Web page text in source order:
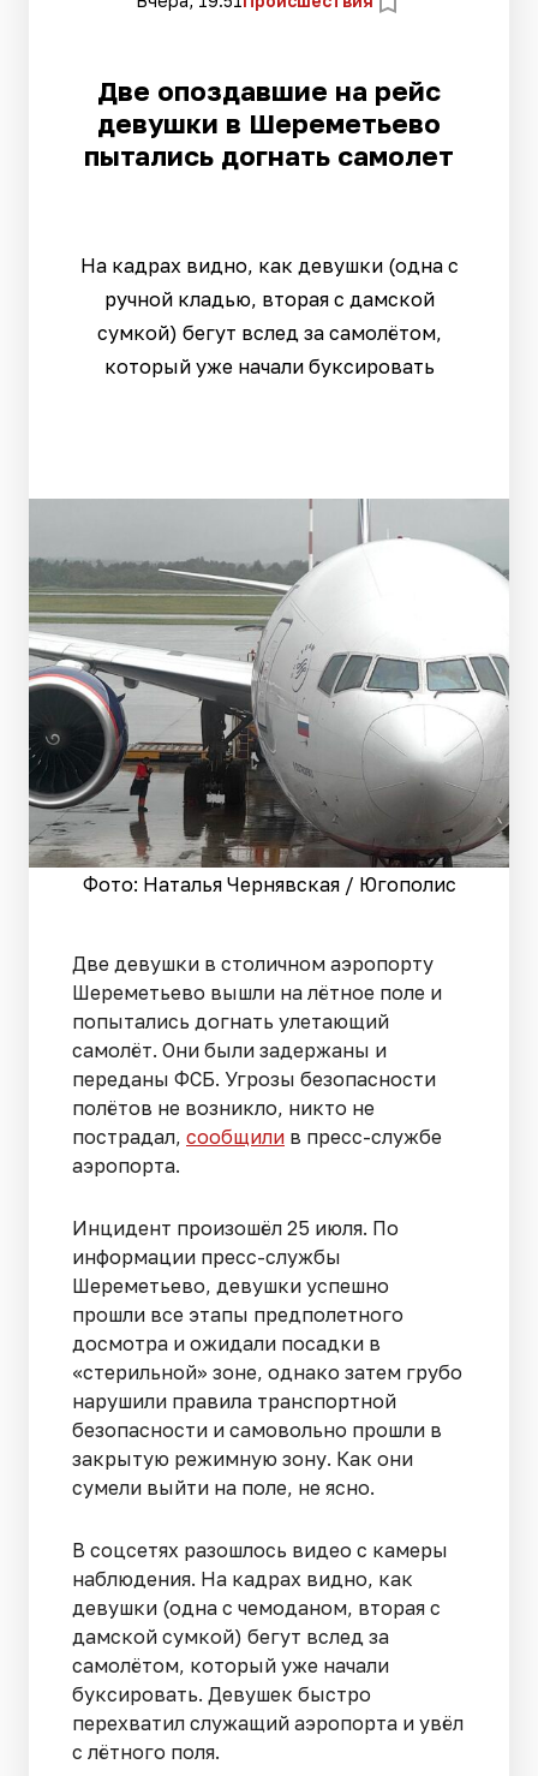
Две опоздавшие на рейс
девушки в Шереметьево
пытались догнать самолет
На кадрах видно, как девушки (одна с
ручной кладью, вторая с дамской
сумкой) бегут вслед за самолётом,
который уже начали буксировать
Фото: Наталья Чернявская / Югополис
Две девушки в столичном аэропорту
Шереметьево вышли на лётное поле и
попытались догнать улетающий
самолёт. Они были задержаны и
переданы ФСБ. Угрозы безопасности
полётов не возникло, никто не
пострадал, сообщили в пресс-службе
аэропорта.
Инцидент произошёл 25 июля. По
информации пресс-службы
Шереметьево, девушки успешно
прошли все этапы предполетного
досмотра и ожидали посадки в
«стерильной» зоне, однако затем грубо
нарушили правила транспортной
безопасности и самовольно прошли в
закрытую режимную зону. Как они
сумели выйти на поле, не ясно.
В соцсетях разошлось видео с камеры
наблюдения. На кадрах видно, как
девушки (одна с чемоданом, вторая с
дамской сумкой) бегут вслед за
самолётом, который уже начали
буксировать. Девушек быстро
перехватил служащий аэропорта и увёл
с лётного поля.